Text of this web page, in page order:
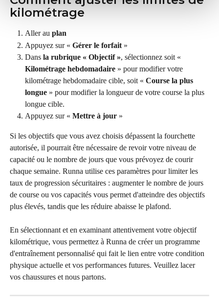
kilométrage
Aller au plan
Appuyez sur « Gérer le forfait »
Dans la rubrique « Objectif », sélectionnez soit «
Kilométrage hebdomadaire » pour modifier votre
kilométrage hebdomadaire cible, soit « Course la plus
longue » pour modifier la longueur de votre course la plus
longue cible.
Appuyez sur « Mettre à jour »
Si les objectifs que vous avez choisis dépassent la fourchette
autorisée, il pourrait être nécessaire de revoir votre niveau de
capacité ou le nombre de jours que vous prévoyez de courir
chaque semaine. Runna utilise ces paramètres pour limiter les
taux de progression sécuritaires : augmenter le nombre de jours
de course ou vos capacités vous permet d'atteindre des objectifs
plus élevés, tandis que les réduire abaisse le plafond.
En sélectionnant et en examinant attentivement votre objectif
kilométrique, vous permettez à Runna de créer un programme
d'entraînement personnalisé qui fait le lien entre votre condition
physique actuelle et vos performances futures. Veuillez lacer
vos chaussures et nous partons.